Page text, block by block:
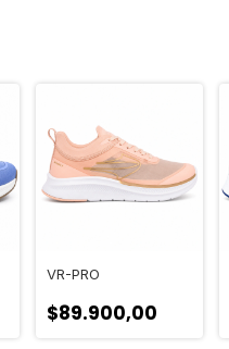
VR-PRO
$89.900,00